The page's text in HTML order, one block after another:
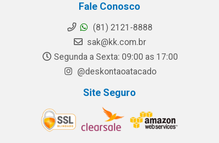
Fale Conosco
(81) 2121-8888
sak@kk.com.br
Segunda a Sexta: 09:00 as 17:00
@deskontaoatacado
Site Seguro